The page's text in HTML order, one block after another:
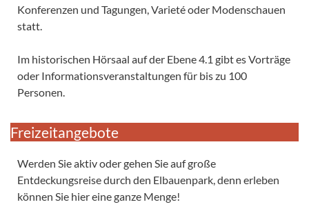
Konferenzen und Tagungen, Varieté oder Modenschauen
statt.
Im historischen Hörsaal auf der Ebene 4.1 gibt es Vorträge
oder Informationsveranstaltungen für bis zu 100
Personen.
Freizeitangebote
Werden Sie aktiv oder gehen Sie auf große
Entdeckungsreise durch den Elbauenpark, denn erleben
können Sie hier eine ganze Menge!